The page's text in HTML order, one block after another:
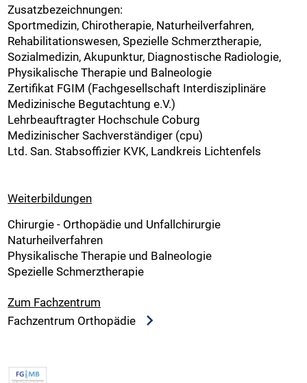
Zusatzbezeichnungen:
Sportmedizin, Chirotherapie, Naturheilverfahren,
Rehabilitationswesen, Spezielle Schmerztherapie,
Sozialmedizin, Akupunktur, Diagnostische Radiologie,
Physikalische Therapie und Balneologie
Zertifikat FGIM (Fachgesellschaft Interdisziplinäre
Medizinische Begutachtung e.V.)
Lehrbeauftragter Hochschule Coburg
Medizinischer Sachverständiger (cpu)
Ltd. San. Stabsoffizier KVK, Landkreis Lichtenfels
Weiterbildungen
Chirurgie - Orthopädie und Unfallchirurgie
Naturheilverfahren
Physikalische Therapie und Balneologie
Spezielle Schmerztherapie
Zum Fachzentrum
Fachzentrum Orthopädie